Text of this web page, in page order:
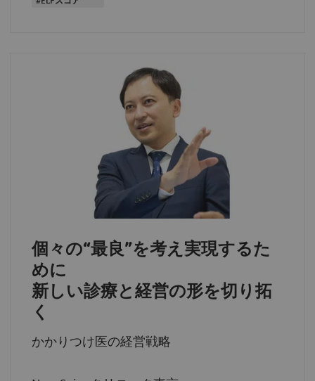
個々の“最良”を考え実現するた
めに
新しい診療と経営の形を切り拓
く
かかりつけ医の経営戦略